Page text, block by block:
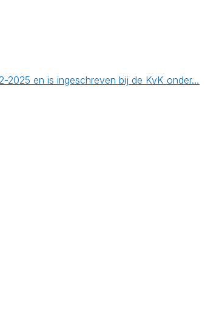
2025 en is ingeschreven bij de KvK onder…